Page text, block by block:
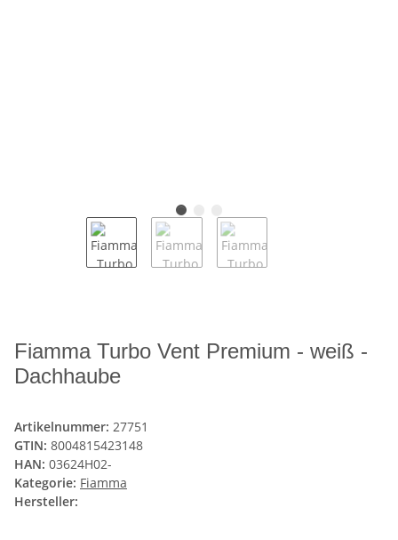
Fiamma Turbo Vent Premium - weiß -
Dachhaube
Artikelnummer: 27751
GTIN: 8004815423148
HAN: 03624H02-
Kategorie: Fiamma
Hersteller: